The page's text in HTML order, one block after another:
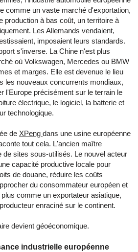
comme un vaste marché d'exportation,
production à bas coût, un territoire à
Les Allemands vendaient,
imposaient leurs standards.
s'inverse. La Chine n'est plus
où Volkswagen, Mercedes ou BMW
et marges. Elle est devenue le lieu
les nouveaux concurrents mondiaux,
l'Europe précisément sur le terrain le
électrique, le logiciel, la batterie et
technologique.
de XPeng dans une usine européenne
tout cela. L'ancien maître
de sites sous-utilisés. Le nouvel acteur
capacité productive locale pour
de douane, réduire les coûts
du consommateur européen et
comme un exportateur asiatique,
enraciné sur le continent.
devient géoéconomique.
industrielle européenne